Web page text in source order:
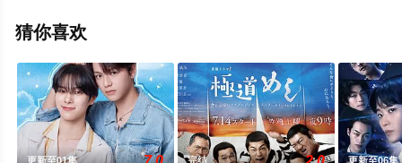
息可移步至豆瓣电视剧、电视猫或剧情网等平台了解。
猜你喜欢
更新至01集 完结 更新至06集